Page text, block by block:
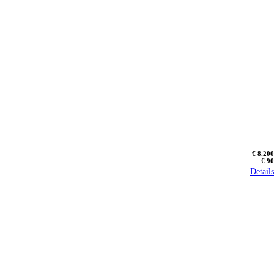
€ 8.200
€ 90
Details